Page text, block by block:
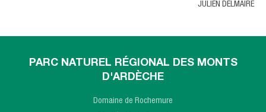
JULIEN DELMAIRE
PARC NATUREL RÉGIONAL DES MONTS
D'ARDÈCHE
Domaine de Rochemure